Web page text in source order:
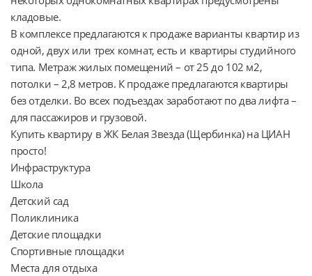
кладовые.
В комплексе предлагаются к продаже варианты квартир из
одной, двух или трех комнат, есть и квартиры студийного
типа. Метраж жилых помещений – от 25 до 102 м2,
потолки – 2,8 метров. К продаже предлагаются квартиры
без отделки. Во всех подъездах заработают по два лифта –
для пассажиров и грузовой.
Купить квартиру в ЖК Белая Звезда (Щербинка) на ЦИАН
просто!
Инфраструктура
Школа
Детский сад
Поликлиника
Детские площадки
Спортивные площадки
Места для отдыха